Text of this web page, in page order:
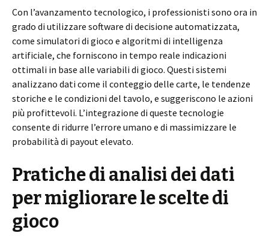
Con l’avanzamento tecnologico, i professionisti sono ora in
grado di utilizzare software di decisione automatizzata,
come simulatori di gioco e algoritmi di intelligenza
artificiale, che forniscono in tempo reale indicazioni
ottimali in base alle variabili di gioco. Questi sistemi
analizzano dati come il conteggio delle carte, le tendenze
storiche e le condizioni del tavolo, e suggeriscono le azioni
più profittevoli. L’integrazione di queste tecnologie
consente di ridurre l’errore umano e di massimizzare le
probabilità di payout elevato.
Pratiche di analisi dei dati
per migliorare le scelte di
gioco